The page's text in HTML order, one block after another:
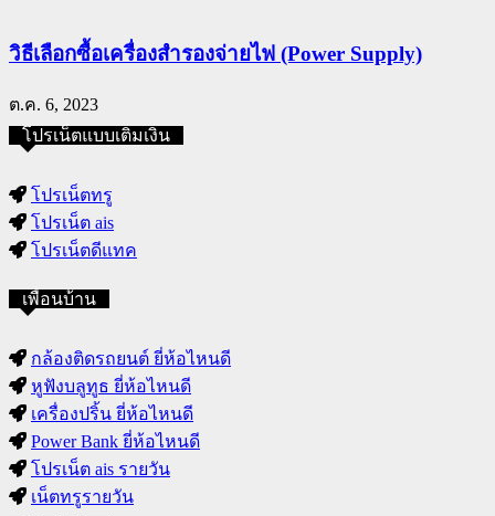
วิธีเลือกซื้อเครื่องสำรองจ่ายไฟ (Power Supply)
ต.ค. 6, 2023
โปรเน็ตแบบเติมเงิน
โปรเน็ตทรู
โปรเน็ต ais
โปรเน็ตดีแทค
เพื่อนบ้าน
กล้องติดรถยนต์ ยี่ห้อไหนดี
หูฟังบลูทูธ ยี่ห้อไหนดี
เครื่องปริ้น ยี่ห้อไหนดี
Power Bank ยี่ห้อไหนดี
โปรเน็ต ais รายวัน
เน็ตทรูรายวัน